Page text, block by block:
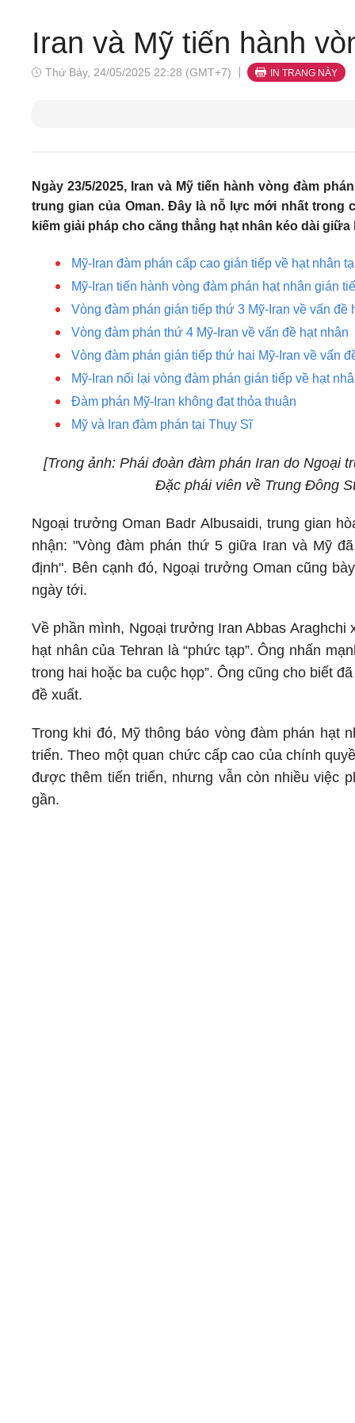
Iran và Mỹ tiến hành
Thứ Bảy, 24/05/2025 22:28 (GMT+7) IN TRANG NÀY
Ngày 23/5/2025, Iran và Mỹ tiến hành vòng đàm
trung gian của Oman. Đây là nỗ lực mới nhất trong
kiếm giải pháp cho căng thẳng hạt nhân kéo dài giữa
Mỹ-Iran đàm phán cấp cao gián tiếp về hạt nhân
Mỹ-Iran tiến hành vòng đàm phán hạt nhân gián
Vòng đàm phán gián tiếp thứ 3 Mỹ-Iran về vấn đề
Vòng đàm phán thứ 4 Mỹ-Iran về vấn đề hạt nhân
Vòng đàm phán gián tiếp thứ hai Mỹ-Iran về vấn
Mỹ-Iran nối lại vòng đàm phán gián tiếp về hạt
Đàm phán Mỹ-Iran không đạt thỏa thuận
Mỹ và Iran đàm phán tại Thụy Sĩ
[Trong ảnh: Phái đoàn đàm phán Iran do Ngoại
Đặc phái viên về Trung Đông
Ngoại trưởng Oman Badr Albusaidi, trung gian
nhận: "Vòng đàm phán thứ 5 giữa Iran và Mỹ
định". Bên cạnh đó, Ngoại trưởng Oman cũng
ngày tới.
Về phần mình, Ngoại trưởng Iran Abbas
hạt nhân của Tehran là “phức tạp”. Ông nhấn
trong hai hoặc ba cuộc họp”. Ông cũng cho biết
đề xuất.
Trong khi đó, Mỹ thông báo vòng đàm phán hạt
triển. Theo một quan chức cấp cao của chính
được thêm tiến triển, nhưng vẫn còn nhiều việc
gần.